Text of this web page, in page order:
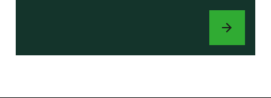
ACESSÓRIOS